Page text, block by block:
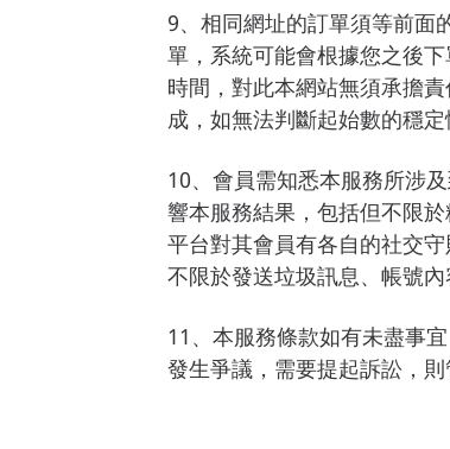
9、相同網址的訂單須等前面
單，系統可能會根據您之後
時間，對此本網站無須承擔
成，如無法判斷起始數的穩
10、會員需知悉本服務所涉
響本服務結果，包括但不限
平台對其會員有各自的社交
不限於發送垃圾訊息、帳號
11、本服務條款如有未盡事
發生爭議，需要提起訴訟，